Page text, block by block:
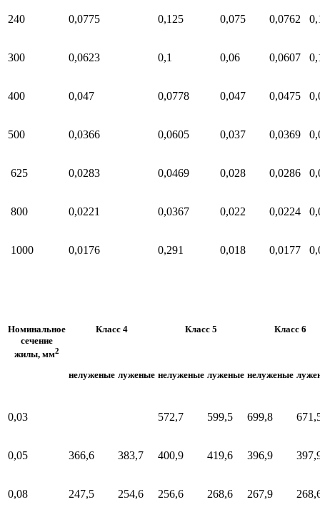
240 0,0775 0,125 0,075 0,0762
300 0,0623 0,1 0,06 0,0607
400 0,047 0,0778 0,047 0,0475
500 0,0366 0,0605 0,037 0,0369
625 0,0283 0,0469 0,028 0,0286
800 0,0221 0,0367 0,022 0,0224
1000 0,0176 0,291 0,018 0,0177
Номинальное
сечение
жилы, мм2
Класс 4 Класс 5 Класс 6
нелуженые луженые нелуженые луженые нелуженые
0,03 572,7 599,5 699,8
0,05 366,6 383,7 400,9 419,6 396,9
0,08 247,5 254,6 256,6 268,6 267,9